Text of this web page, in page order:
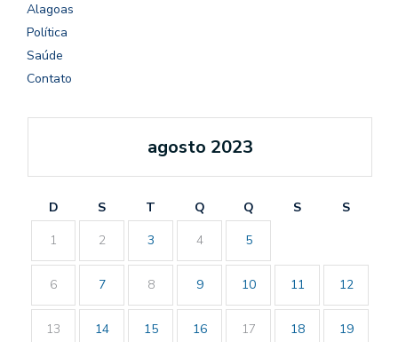
Alagoas
Política
Saúde
Contato
agosto 2023
D S T Q Q S
S
1
2 3 4 5
6 7 8 9 10 11 12
13 14 15 16 17 18 19